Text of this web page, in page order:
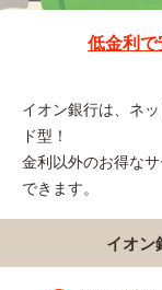
低金利で
イオン銀行は、ネ
ド型！
金利以外のお得な
できます。
イオン